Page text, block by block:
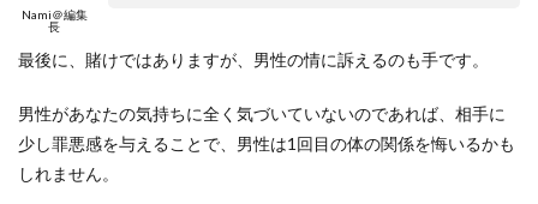
Nami＠編集
長
最後に、賭けではありますが、男性の情に訴えるのも手です。
男性があなたの気持ちに全く気づいていないのであれば、相手に
少し罪悪感を与えることで、男性は1回目の体の関係を悔いるかも
しれません。